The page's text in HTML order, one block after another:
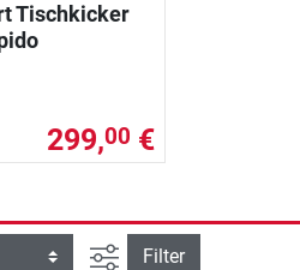
Tischkicker
299,00 €
Ansicht filtern
Filter